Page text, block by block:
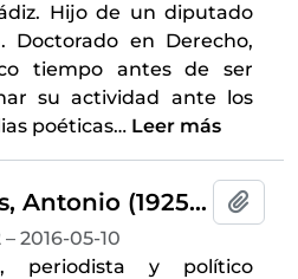
Hijo de un diputado
Doctorado en Derecho,
tiempo antes de ser
su actividad ante los
poéticas… Leer más
Castro Villacañas, Antonio (1925-2016)
– 2016-05-10
periodista y político